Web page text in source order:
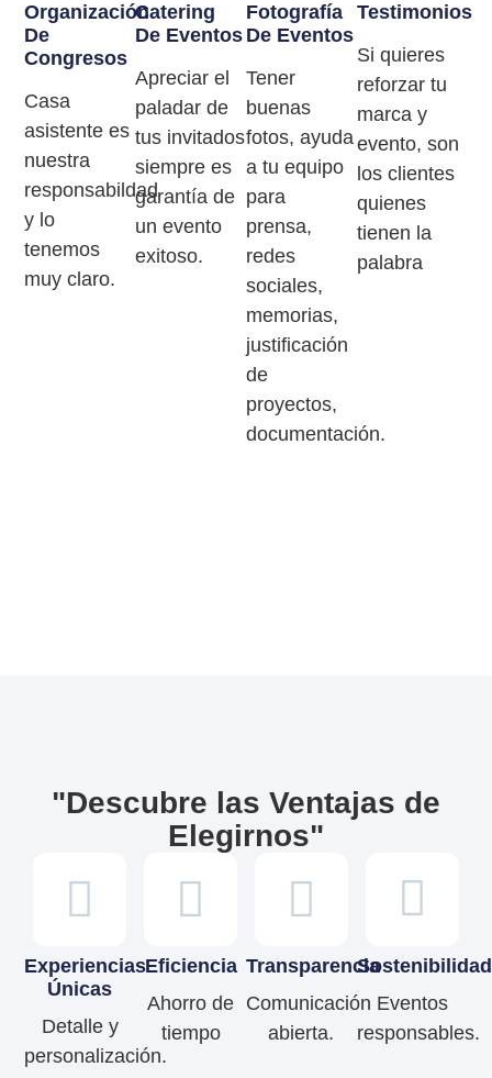
Organización
De
Congresos
Casa
asistente es
nuestra
responsabildad
y lo
tenemos
muy claro.
Catering
De Eventos
Apreciar el
paladar de
tus invitados
siempre es
garantía de
un evento
exitoso.
Fotografía
De Eventos
Tener
buenas
fotos, ayuda
a tu equipo
para
prensa,
redes
sociales,
memorias,
justificación
de
proyectos,
documentación.
Testimonios
Si quieres
reforzar tu
marca y
evento, son
los clientes
quienes
tienen la
palabra
"Descubre las Ventajas de
Elegirnos"
Experiencias
Únicas
Detalle y
personalización.
Eficiencia
Ahorro de
tiempo
Transparencia
Comunicación
abierta.
Sostenibilidad
Eventos
responsables.